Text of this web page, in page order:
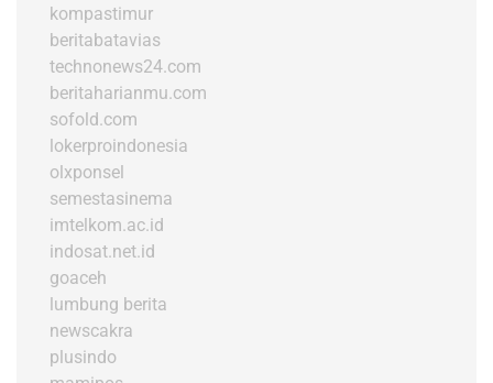
kompastimur
beritabatavias
technonews24.com
beritaharianmu.com
sofold.com
lokerproindonesia
olxponsel
semestasinema
imtelkom.ac.id
indosat.net.id
goaceh
lumbung berita
newscakra
plusindo